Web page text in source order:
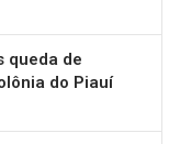
queda de
do Piauí